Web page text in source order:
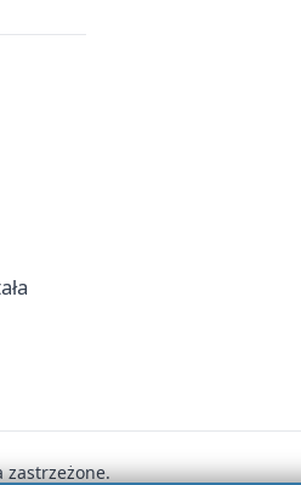
zastrzeżone.